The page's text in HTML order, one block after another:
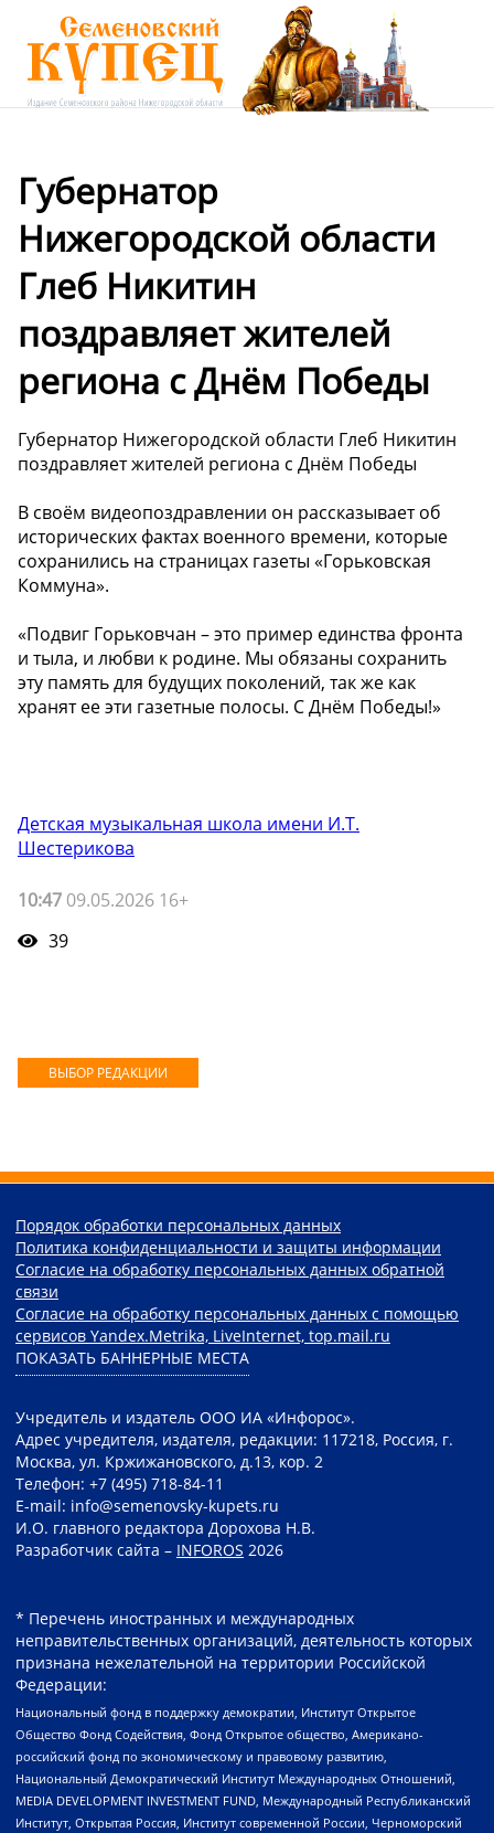
Губернатор
Нижегородской области
Глеб Никитин
поздравляет жителей
региона с Днём Победы
Губернатор Нижегородской области Глеб Никитин
поздравляет жителей региона с Днём Победы
В своём видеопоздравлении он рассказывает об
исторических фактах военного времени, которые
сохранились на страницах газеты «Горьковская
Коммуна».
«Подвиг Горьковчан – это пример единства фронта
и тыла, и любви к родине. Мы обязаны сохранить
эту память для будущих поколений, так же как
хранят ее эти газетные полосы. С Днём Победы!»
Детская музыкальная школа имени И.Т.
Шестерикова
10:47 09.05.2026 16+
39
ВЫБОР РЕДАКЦИИ
Порядок обработки персональных данных
Политика конфиденциальности и защиты информации
Согласие на обработку персональных данных обратной
связи
Согласие на обработку персональных данных с помощью
сервисов Yandex.Metrika, LiveInternet, top.mail.ru
ПОКАЗАТЬ БАННЕРНЫЕ МЕСТА
Учредитель и издатель ООО ИА «Инфорос».
Адрес учредителя, издателя, редакции: 117218, Россия, г.
Москва, ул. Кржижановского, д.13, кор. 2
Телефон: +7 (495) 718-84-11
E-mail: info@semenovsky-kupets.ru
И.О. главного редактора Дорохова Н.В.
Разработчик сайта – INFOROS 2026
* Перечень иностранных и международных
неправительственных организаций, деятельность которых
признана нежелательной на территории Российской
Федерации:
Национальный фонд в поддержку демократии, Институт Открытое
Общество Фонд Содействия, Фонд Открытое общество, Американо-
российский фонд по экономическому и правовому развитию,
Национальный Демократический Институт Международных Отношений,
MEDIA DEVELOPMENT INVESTMENT FUND, Международный Республиканский
Институт, Открытая Россия, Институт современной России, Черноморский